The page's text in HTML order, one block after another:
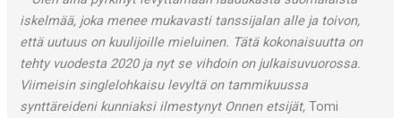
iskelmää, joka menee mukavasti tanssijalan alle ja toivon,
että uutuus on kuulijoille mieluinen. Tätä kokonaisuutta on
tehty vuodesta 2020 ja nyt se vihdoin on julkaisuvuorossa.
Viimeisin singlelohkaisu levyltä on tammikuussa
synttäreideni kunniaksi ilmestynyt Onnen etsijät, Tomi